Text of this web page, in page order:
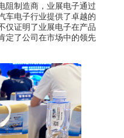
阻制造商，业展电子通过
车电子行业提供了卓越的
仅证明了业展电子在产品
定了公司在市场中的领先